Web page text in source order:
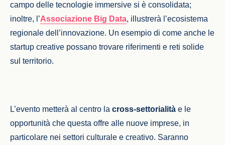
campo delle tecnologie immersive si è consolidata;
inoltre, l’Associazione Big Data, illustrerà l’ecosistema
regionale dell’innovazione. Un esempio di come anche le
startup creative possano trovare riferimenti e reti solide
sul territorio.
L’evento metterà al centro la cross-settorialità e le
opportunità che questa offre alle nuove imprese, in
particolare nei settori culturale e creativo. Saranno